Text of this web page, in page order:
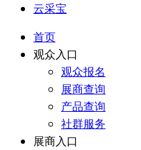
云采宝
首页
观众入口
观众报名
展商查询
产品查询
社群服务
展商入口